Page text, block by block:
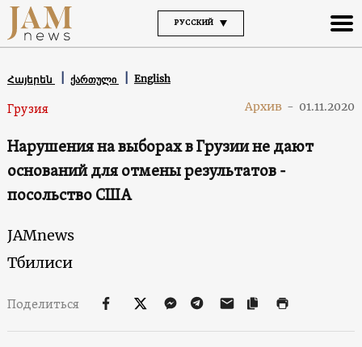
РУССКИЙ
Հայերեն ქართული English
Грузия Архив - 01.11.2020
Нарушения на выборах в Грузии не дают
оснований для отмены результатов -
посольство США
JAMnews
Тбилиси
Поделиться